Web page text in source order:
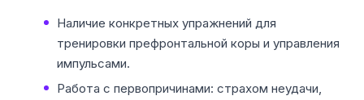
Наличие конкретных упражнений для
тренировки префронтальной коры и управления
импульсами.
Работа с первопричинами: страхом неудачи,